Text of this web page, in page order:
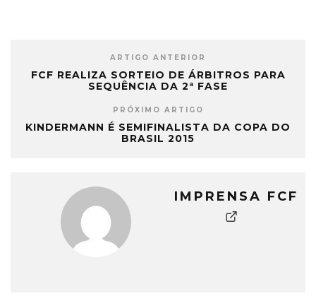
ARTIGO ANTERIOR
FCF REALIZA SORTEIO DE ÁRBITROS PARA
SEQUÊNCIA DA 2ª FASE
PRÓXIMO ARTIGO
KINDERMANN É SEMIFINALISTA DA COPA DO
BRASIL 2015
IMPRENSA FCF